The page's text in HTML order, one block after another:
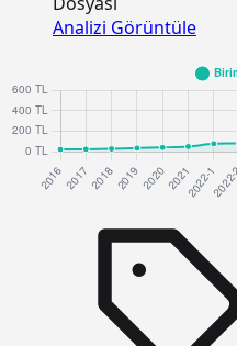
Analizi Görüntüle